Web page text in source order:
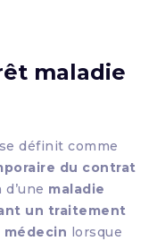
maladie
se définit comme
du contrat
maladie
un traitement
médecin lorsque